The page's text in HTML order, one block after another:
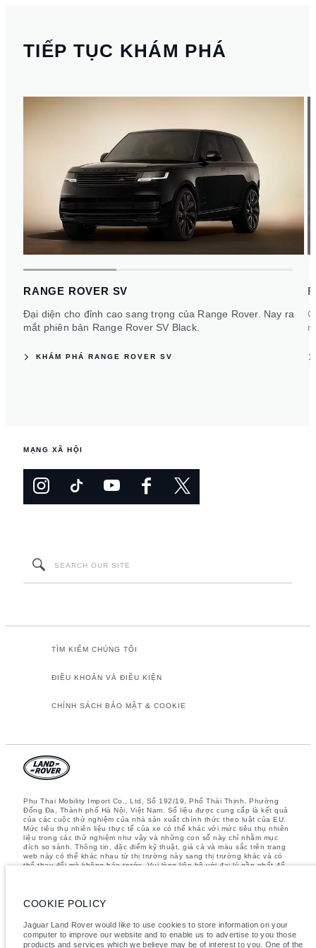
TIẾP TỤC KHÁM PHÁ
RANGE ROVER SV
Đại diện cho đỉnh cao sang trọng của Range Rover. Nay ra
mắt phiên bản Range Rover SV Black.
KHÁM PHÁ RANGE ROVER SV
MẠNG XÃ HỘI
TÌM KIẾM CHÚNG TÔI
ĐIỀU KHOẢN VÀ ĐIỀU KIỆN
CHÍNH SÁCH BẢO MẬT & COOKIE
Phu Thai Mobility Import Co., Ltd, Số 192/19, Phố Thái Thịnh, Phường
Đống Đa, Thành phố Hà Nội, Việt Nam. Số liệu được cung cấp là kết quả
của các cuộc thử nghiệm của nhà sản xuất chính thức theo luật của EU.
Mức tiêu thụ nhiên liệu thực tế của xe có thể khác với mức tiêu thụ nhiên
liệu trong các thử nghiệm như vậy và những con số này chỉ nhằm mục
đích so sánh. Thông tin, đặc điểm kỹ thuật, giá cả và màu sắc trên trang
web này có thể khác nhau từ thị trường này sang thị trường khác và có
thể thay đổi mà không báo trước. Vui lòng liên hệ với đại lý gần nhất để
về bán dẫn hiện đang ảnh hưởng đến các thông số kỹ thuật, tính năng
động liên tục nên các hình ảnh được sử dụng trên trang web hiện tại có
thể không hoàn toàn phản ánh các thông số kỹ thuật hiện tại cho tính
năng, tùy chọn, thiết kế và màu sắc. Vui lòng tham khảo Showroom chính
COOKIE POLICY
Jaguar Land Rover would like to use cookies to store information on your
computer to improve our website and to enable us to advertise to you those
products and services which we believe may be of interest to you. One of the